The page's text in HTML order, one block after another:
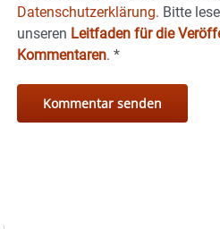
Datenschutzerklärung. Bitte
unseren Leitfaden für die
Kommentaren. *